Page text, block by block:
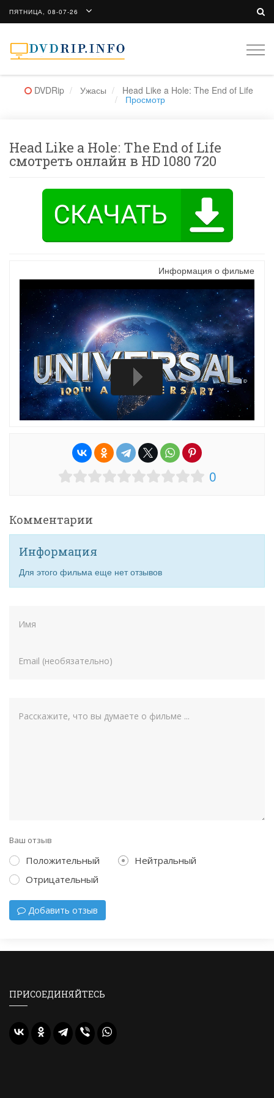
ПЯТНИЦА, 08-07-26
DVDRip Ужасы Head Like a Hole: The End of Life
Просмотр
Head Like a Hole: The End of Life
смотреть онлайн в HD 1080 720
Информация о фильме
0
Комментарии
Информация
Для этого фильма еще нет отзывов
Ваш отзыв
Положительный
Нейтральный
Отрицательный
Добавить отзыв
ПРИСОЕДИНЯЙТЕСЬ